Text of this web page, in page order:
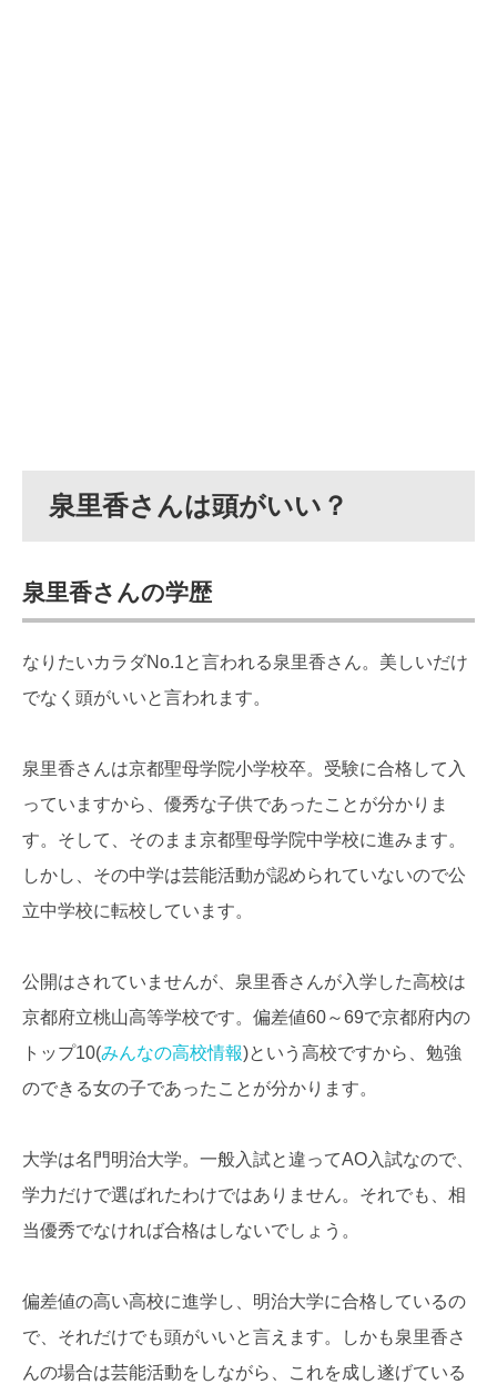
泉里香さんは頭がいい？
泉里香さんの学歴
なりたいカラダNo.1と言われる泉里香さん。美しいだけ
でなく頭がいいと言われます。
泉里香さんは京都聖母学院小学校卒。受験に合格して入
っていますから、優秀な子供であったことが分かりま
す。そして、そのまま京都聖母学院中学校に進みます。
しかし、その中学は芸能活動が認められていないので公
立中学校に転校しています。
公開はされていませんが、泉里香さんが入学した高校は
京都府立桃山高等学校です。偏差値60～69で京都府内の
トップ10(みんなの高校情報)という高校ですから、勉強
のできる女の子であったことが分かります。
大学は名門明治大学。一般入試と違ってAO入試なので、
学力だけで選ばれたわけではありません。それでも、相
当優秀でなければ合格はしないでしょう。
偏差値の高い高校に進学し、明治大学に合格しているの
で、それだけでも頭がいいと言えます。しかも泉里香さ
んの場合は芸能活動をしながら、これを成し遂げている